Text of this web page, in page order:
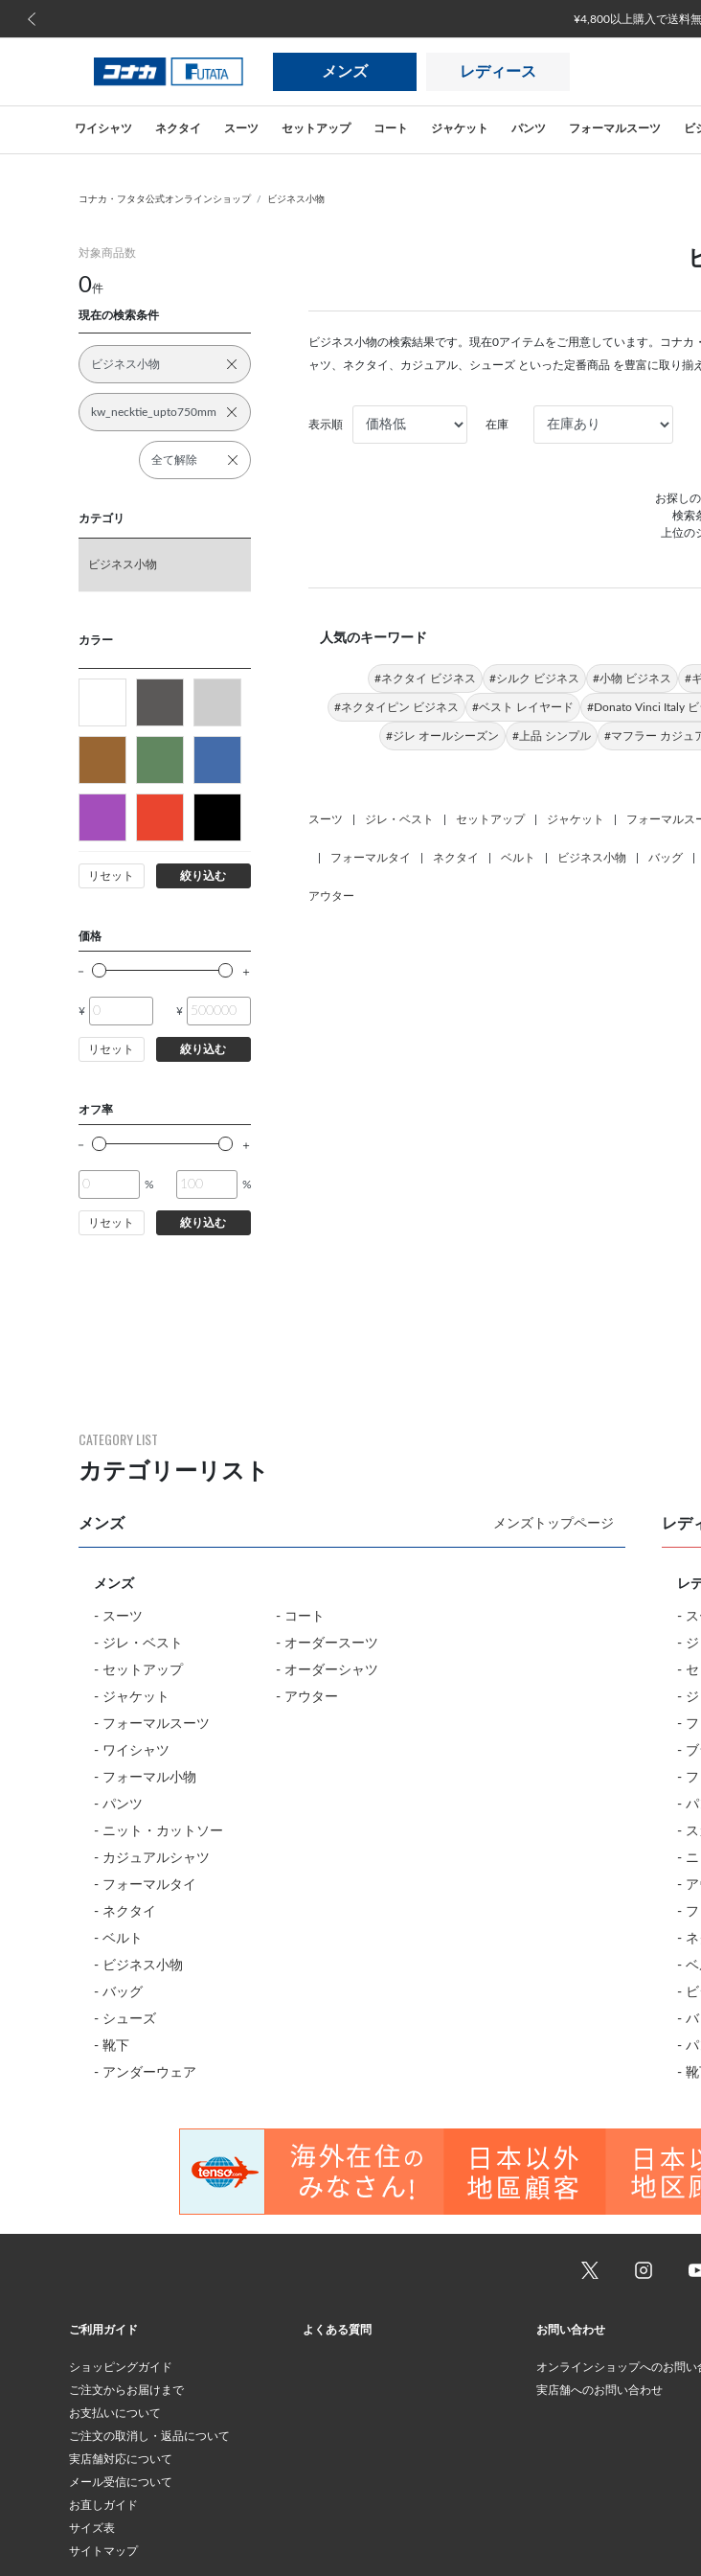
¥4,800以上購入で送料
メンズ レディース
ワイシャツ ネクタイ スーツ セットアップ コート ジャケット パンツ フォーマルスーツ ビ
コナカ・フタタ公式オンラインショップ ビジネス小物
対象商品数
0件
現在の検索条件
ビジネス小物
kw_necktie_upto750mm
全て解除
カテゴリ
ビジネス小物
カラー
リセット 絞り込む
価格
¥ ¥
リセット 絞り込む
オフ率
% %
リセット 絞り込む
ビジネス小物の検索結果です。現在0アイテムをご用意しています。コナ
ャツ、ネクタイ、カジュアル、シューズ といった定番商品 を豊富に取り揃
表示順 在庫
お探し
検索
上位
人気のキーワード
#ネクタイ ビジネス #シルク ビジネス #小物 ビジネス #
#ネクタイピン ビジネス #ベスト レイヤード #Donato Vinci Italy ビ
#ジレ オールシーズン #上品 シンプル #マフラー カジュ
スーツ ジレ・ベスト セットアップ ジャケット フォーマルス
フォーマルタイ ネクタイ ベルト ビジネス小物 バッグ
アウター
CATEGORY LIST
カテゴリーリスト
メンズ メンズトップページ
メンズ
- スーツ
- ジレ・ベスト
- セットアップ
- ジャケット
- フォーマルスーツ
- ワイシャツ
- フォーマル小物
- パンツ
- ニット・カットソー
- カジュアルシャツ
- フォーマルタイ
- ネクタイ
- ベルト
- ビジネス小物
- バッグ
- シューズ
- 靴下
- アンダーウェア
- コート
- オーダースーツ
- オーダーシャツ
- アウター
レデ
レ
- ス
- ジ
- セ
- ジ
- フ
- ブ
- フ
- パ
- ス
- ニ
- ア
- フ
- ネ
- ベ
- ビ
- バ
- パ
- 靴
ご利用ガイド
ショッピングガイド
ご注文からお届けまで
お支払いについて
ご注文の取消し・返品について
実店舗対応について
メール受信について
お直しガイド
サイズ表
サイトマップ
よくある質問 お問い合わせ
オンラインショップへのお問い
実店舗へのお問い合わせ